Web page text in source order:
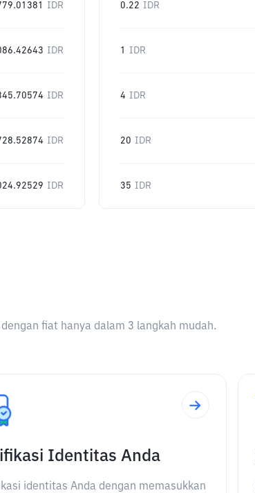
IDR
IDR
IDR
IDR
IDR
0.22 IDR
1 IDR
4 IDR
20 IDR
35 IDR
fiat hanya dalam 3 langkah mudah.
Identitas Anda
identitas Anda dengan memasukkan